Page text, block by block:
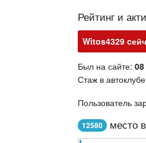
Рейтинг и
Witos4329
Был на сайте:
Стаж в
Пользователь
12580 место в